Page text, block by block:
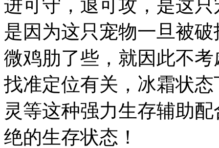
进可守，退可攻，是这
是因为这只宠物一旦被
微鸡肋了些，就因此不
找准定位有关，冰霜状
灵等这种强力生存辅助
绝的生存状态！